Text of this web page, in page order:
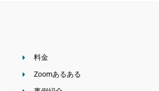
料金
Zoomあるある